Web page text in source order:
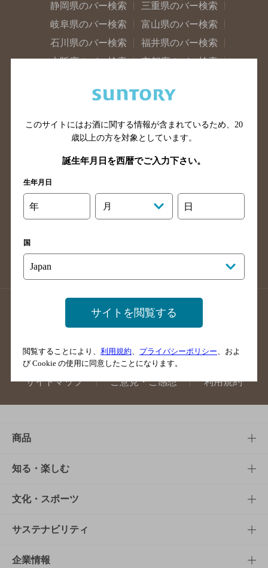
静岡県のバー検索
三重県のバー検索
岐阜県のバー検索
富山県のバー検索
石川県のバー検索
福井県のバー検索
大阪府のバー検索
京都府のバー検索
滋賀県のバー検索
和歌山県のバー検索
山口県のバー検索
鳥取県のバー検索
島根県のバー検索
徳島県のバー検索
高知県のバー検索
福岡県のバー検索
長崎県のバー検索
佐賀県のバー検索
店舗登録方法のご案内
店舗情報更新方法のご案内
掲載店舗様ログイン
サイトマップ ご意見・ご感想 利用規約
商品
商品TOP
商品一覧
商品発売情報
栄養成分一覧
知る・楽しむ
知る・楽しむTOP
キャンペーン
工場見学
文化・スポーツ
文化・スポーツTOP
サントリーホール
サステナビリティ
サステナビリティTOP
企業情報
このサイトにはお酒に関する情報が含まれているため、 20
歳以上の方を対象としています。
誕生年月日を西暦でご入力下さい。
生年月日
年 月 日
国
サイトを閲覧する
閲覧することにより、 利用規約 プライバシーポリシー 、およ
び Cookie の使用に同意したことになります。